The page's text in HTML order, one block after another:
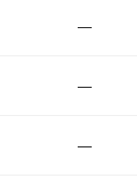
—
—
—